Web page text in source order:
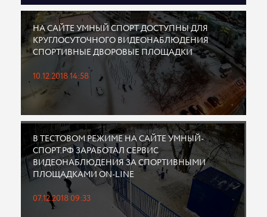
НА САЙТЕ УМНЫЙ СПОРТ ДОСТУПНЫ ДЛЯ
КРУГЛОСУТОЧНОГО ВИДЕОНАБЛЮДЕНИЯ
СПОРТИВНЫЕ ДВОРОВЫЕ ПЛОЩАДКИ
10.12.2018 14:58
В ТЕСТОВОМ РЕЖИМЕ НА САЙТЕ УМНЫЙ-
СПОРТ.РФ ЗАРАБОТАЛ СЕРВИС
ВИДЕОНАБЛЮДЕНИЯ ЗА СПОРТИВНЫМИ
ПЛОЩАДКАМИ ON-LINE
07.12.2018 09:33